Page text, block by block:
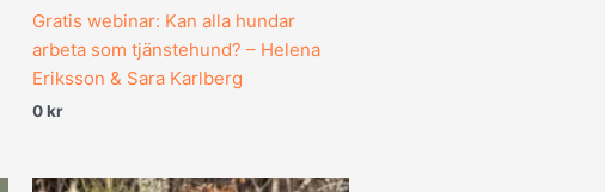
Gratis webinar: Kan alla hundar
arbeta som tjänstehund? – Helena
Eriksson & Sara Karlberg
0kr